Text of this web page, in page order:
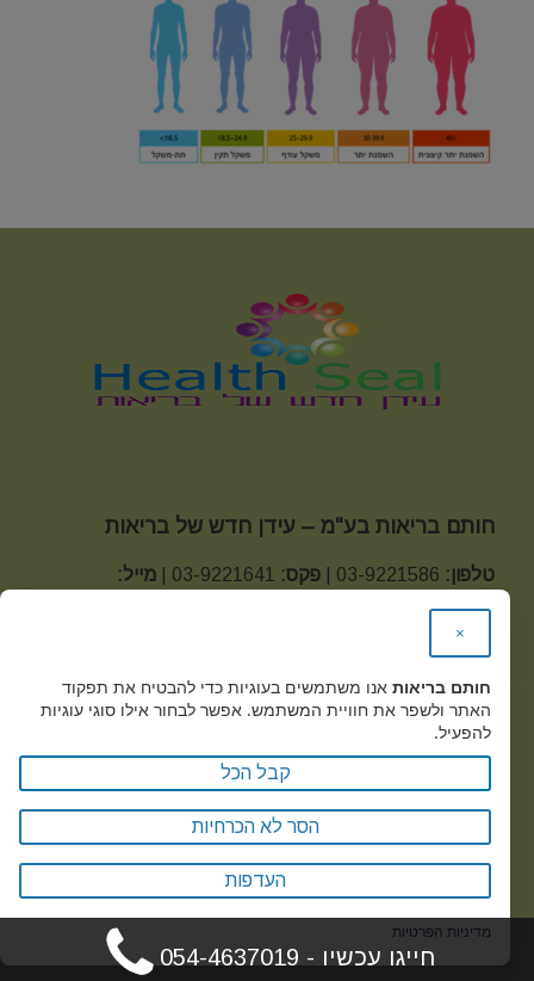
חותם בריאות בע"מ – עידן חדש של בריאות
טלפון: פקס:
מייל:
office@health-seal.com
כתובת:
מדיניות הפרטיות -
×
חותם בריאות אנו משתמשים בעוגיות כדי להבטיח את תפקוד
האתר ולשפר את חוויית המשתמש. אפשר לבחור אילו סוגי עוגיות
להפעיל.
קבל הכל
הסר לא הכרחיות
העדפות
מדיניות הפרטיות
חייגו עכשיו - 054-4637019